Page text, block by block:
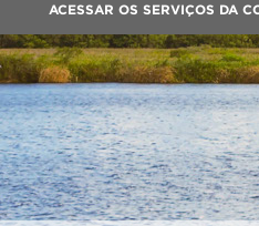
ACESSAR OS SERVIÇOS DA